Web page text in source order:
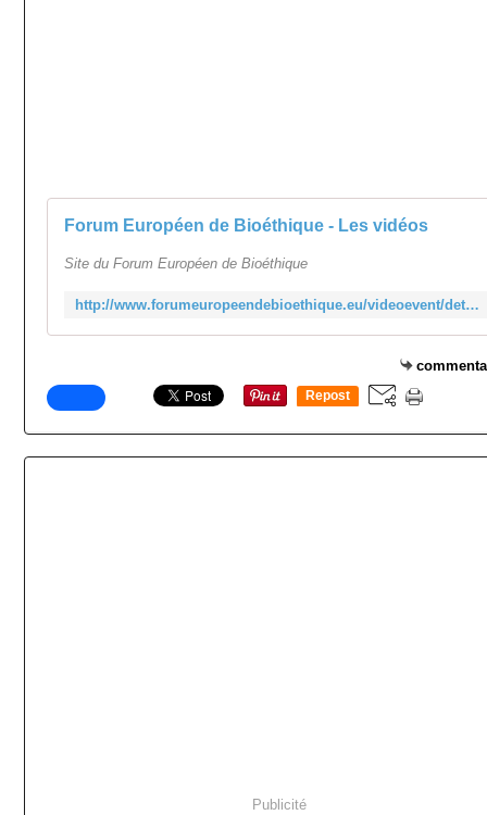
Forum Européen de Bioéthique - Les vidéos
Site du Forum Européen de Bioéthique
http://www.forumeuropeendebioethique.eu/videoevent/detail/Conference-inaugurale-a-deux-voix/89
Repost
Publicité